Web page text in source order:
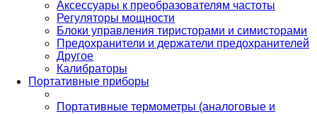
Аксессуары к преобразователям частоты
Регуляторы мощности
Блоки управления тиристорами и симисторами
Предохранители и держатели предохранителей
Другое
Калибраторы
Портативные приборы
Портативные термометры (аналоговые и